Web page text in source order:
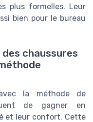
plus formelles. Leur
bien pour le bureau
chaussures
la méthode de
de gagner en
et leur confort. Cette